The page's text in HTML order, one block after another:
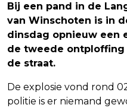
Bij een pand in de
van Winschoten is in
dinsdag opnieuw een
de tweede ontploffing
de straat.
De explosie vond rond
politie is er niemand